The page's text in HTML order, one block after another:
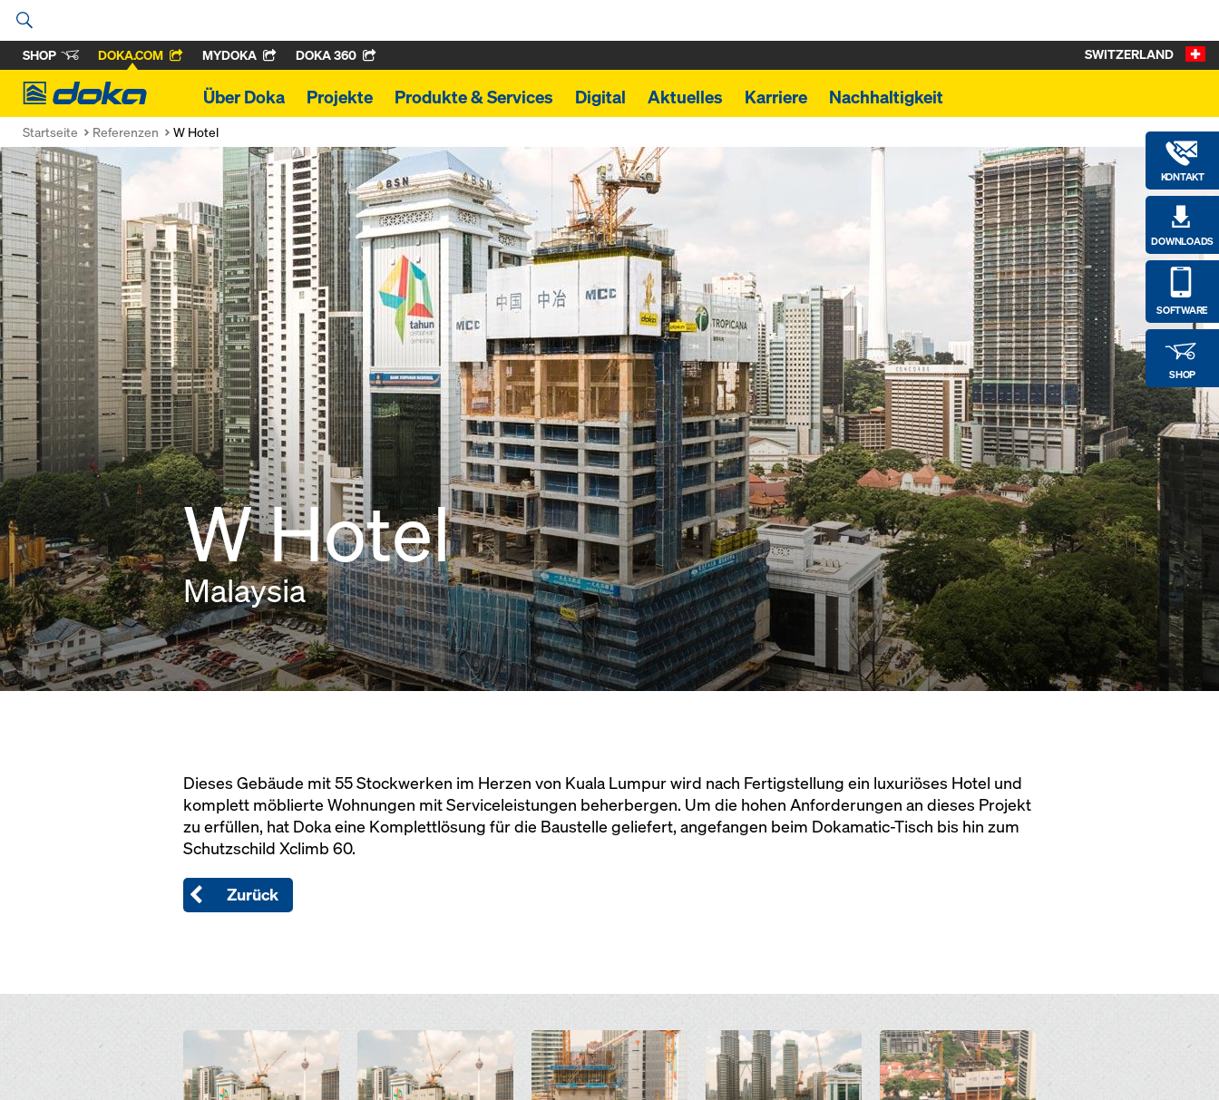
SHOP DOKA.COM MYDOKA DOKA 360
Doka
Über Doka Projekte Produkte & Services Digital Aktuelles Karriere Nachhaltigkeit
KONTAKT
DOWNLOADS
SOFTWARE
SHOP
SWITZERLAND
Startseite Referenzen W Hotel
W Hotel
Malaysia
Dieses Gebäude mit 55 Stockwerken im Herzen von Kuala Lumpur wird nach Fertigstellung ein luxuriöses Hotel und
komplett möblierte Wohnungen mit Serviceleistungen beherbergen. Um die hohen Anforderungen an dieses Projekt
zu erfüllen, hat Doka eine Komplettlösung für die Baustelle geliefert, angefangen beim Dokamatic-Tisch bis hin zum
Schutzschild Xclimb 60.
Zurück
Open Open Open Open Open